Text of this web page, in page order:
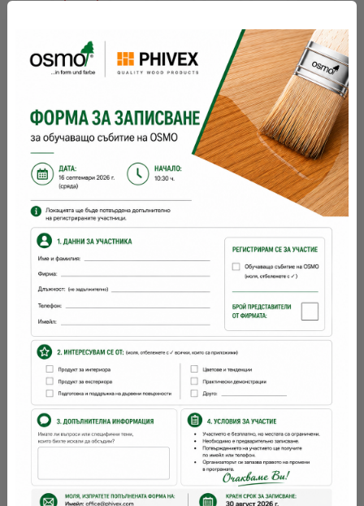
Съхранение:
5 години и повече при добре затворена
опаковка
разходна норма:
24м2 с 1 л
брой ръце:
1 - 2
време за съхнене:
с какво се